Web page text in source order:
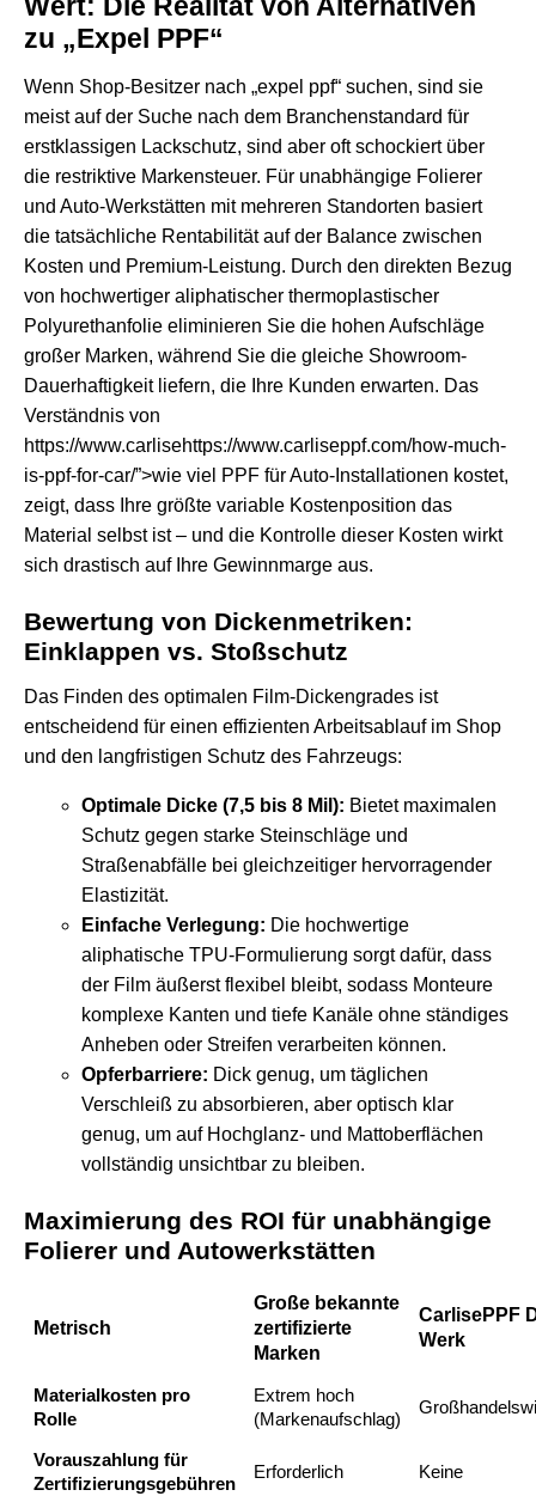
zu „Expel PPF“
Wenn Shop-Besitzer nach „expel ppf“ suchen, sind sie
meist auf der Suche nach dem Branchenstandard für
erstklassigen Lackschutz, sind aber oft schockiert über
die restriktive Markensteuer. Für unabhängige Folierer
und Auto-Werkstätten mit mehreren Standorten basiert
die tatsächliche Rentabilität auf der Balance zwischen
Kosten und Premium-Leistung. Durch den direkten Bezug
von hochwertiger aliphatischer thermoplastischer
Polyurethanfolie eliminieren Sie die hohen Aufschläge
großer Marken, während Sie die gleiche Showroom-
Dauerhaftigkeit liefern, die Ihre Kunden erwarten. Das
Verständnis von
https://www.carlisehttps://www.carliseppf.com/how-much-
is-ppf-for-car/”>wie viel PPF für Auto-Installationen kostet,
zeigt, dass Ihre größte variable Kostenposition das
Material selbst ist – und die Kontrolle dieser Kosten wirkt
sich drastisch auf Ihre Gewinnmarge aus.
Bewertung von Dickenmetriken:
Einklappen vs. Stoßschutz
Das Finden des optimalen Film-Dickengrades ist
entscheidend für einen effizienten Arbeitsablauf im Shop
und den langfristigen Schutz des Fahrzeugs:
Optimale Dicke (7,5 bis 8 Mil): Bietet maximalen
Schutz gegen starke Steinschläge und
Straßenabfälle bei gleichzeitiger hervorragender
Elastizität.
Einfache Verlegung: Die hochwertige
aliphatische TPU-Formulierung sorgt dafür, dass
der Film äußerst flexibel bleibt, sodass Monteure
komplexe Kanten und tiefe Kanäle ohne ständiges
Anheben oder Streifen verarbeiten können.
Opferbarriere: Dick genug, um täglichen
Verschleiß zu absorbieren, aber optisch klar
genug, um auf Hochglanz- und Mattoberflächen
vollständig unsichtbar zu bleiben.
Maximierung des ROI für unabhängige
Folierer und Autowerkstätten
Metrisch
Große bekannte
zertifizierte
Marken
CarlisePPF
Werk
Materialkosten pro
Rolle
Extrem hoch
(Markenaufschlag)
Vorauszahlung für
Zertifizierungsgebühren
Erforderlich Keine